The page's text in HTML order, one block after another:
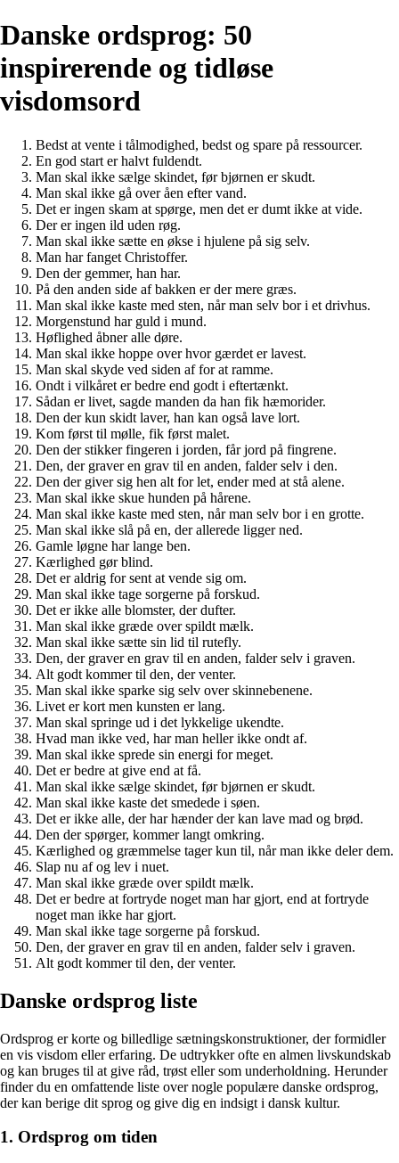
Danske ordsprog: 50
inspirerende og tidløse
visdomsord
Bedst at vente i tålmodighed, bedst og spare på ressourcer.
En god start er halvt fuldendt.
Man skal ikke sælge skindet, før bjørnen er skudt.
Man skal ikke gå over åen efter vand.
Det er ingen skam at spørge, men det er dumt ikke at vide.
Der er ingen ild uden røg.
Man skal ikke sætte en økse i hjulene på sig selv.
Man har fanget Christoffer.
Den der gemmer, han har.
På den anden side af bakken er der mere græs.
Man skal ikke kaste med sten, når man selv bor i et drivhus.
Morgenstund har guld i mund.
Høflighed åbner alle døre.
Man skal ikke hoppe over hvor gærdet er lavest.
Man skal skyde ved siden af for at ramme.
Ondt i vilkåret er bedre end godt i eftertænkt.
Sådan er livet, sagde manden da han fik hæmorider.
Den der kun skidt laver, han kan også lave lort.
Kom først til mølle, fik først malet.
Den der stikker fingeren i jorden, får jord på fingrene.
Den, der graver en grav til en anden, falder selv i den.
Den der giver sig hen alt for let, ender med at stå alene.
Man skal ikke skue hunden på hårene.
Man skal ikke kaste med sten, når man selv bor i en grotte.
Man skal ikke slå på en, der allerede ligger ned.
Gamle løgne har lange ben.
Kærlighed gør blind.
Det er aldrig for sent at vende sig om.
Man skal ikke tage sorgerne på forskud.
Det er ikke alle blomster, der dufter.
Man skal ikke græde over spildt mælk.
Man skal ikke sætte sin lid til rutefly.
Den, der graver en grav til en anden, falder selv i graven.
Alt godt kommer til den, der venter.
Man skal ikke sparke sig selv over skinnebenene.
Livet er kort men kunsten er lang.
Man skal springe ud i det lykkelige ukendte.
Hvad man ikke ved, har man heller ikke ondt af.
Man skal ikke sprede sin energi for meget.
Det er bedre at give end at få.
Man skal ikke sælge skindet, før bjørnen er skudt.
Man skal ikke kaste det smedede i søen.
Det er ikke alle, der har hænder der kan lave mad og brød.
Den der spørger, kommer langt omkring.
Kærlighed og græmmelse tager kun til, når man ikke deler dem.
Slap nu af og lev i nuet.
Man skal ikke græde over spildt mælk.
Det er bedre at fortryde noget man har gjort, end at fortryde
noget man ikke har gjort.
Man skal ikke tage sorgerne på forskud.
Den, der graver en grav til en anden, falder selv i graven.
Alt godt kommer til den, der venter.
Danske ordsprog liste
Ordsprog er korte og billedlige sætningskonstruktioner, der formidler
en vis visdom eller erfaring. De udtrykker ofte en almen livskundskab
og kan bruges til at give råd, trøst eller som underholdning. Herunder
finder du en omfattende liste over nogle populære danske ordsprog,
der kan berige dit sprog og give dig en indsigt i dansk kultur.
1. Ordsprog om tiden